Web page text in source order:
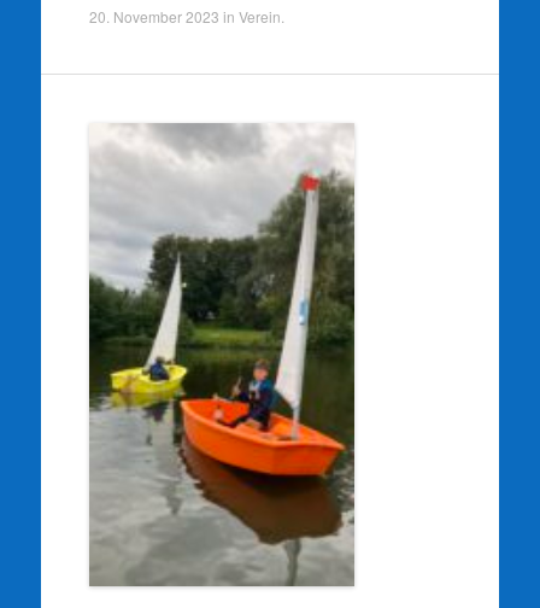
20. November 2023 in Verein